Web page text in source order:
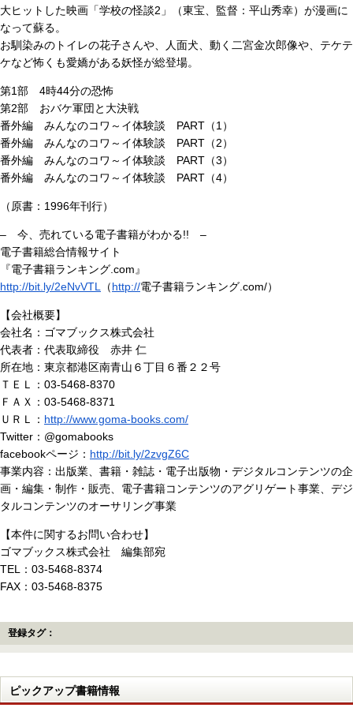
大ヒットした映画「学校の怪談2」（東宝、監督：平山秀幸）が漫画に
なって蘇る。
お馴染みのトイレの花子さんや、人面犬、動く二宮金次郎像や、テケテ
ケなど怖くも愛嬌がある妖怪が総登場。
第1部 4時44分の恐怖
第2部 おバケ軍団と大決戦
番外編 みんなのコワ～イ体験談 PART（1）
番外編 みんなのコワ～イ体験談 PART（2）
番外編 みんなのコワ～イ体験談 PART（3）
番外編 みんなのコワ～イ体験談 PART（4）
（原書：1996年刊行）
– 今、売れている電子書籍がわかる!! –
電子書籍総合情報サイト
『電子書籍ランキング.com』
http://bit.ly/2eNvVTL
（http://電子書籍ランキング.com/）
【会社概要】
会社名：ゴマブックス株式会社
代表者：代表取締役 赤井 仁
所在地：東京都港区南青山６丁目６番２２号
ＴＥＬ：03-5468-8370
ＦＡＸ：03-5468-8371
ＵＲＬ： http://www.goma-books.com/
Twitter：@gomabooks
facebookページ： http://bit.ly/2zvgZ6C
事業内容：出版業、書籍・雑誌・電子出版物・デジタルコンテンツの企
画・編集・制作・販売、電子書籍コンテンツのアグリゲート事業、デジ
タルコンテンツのオーサリング事業
【本件に関するお問い合わせ】
ゴマブックス株式会社 編集部宛
TEL：03-5468-8374
FAX：03-5468-8375
登録タグ：
ピックアップ書籍情報